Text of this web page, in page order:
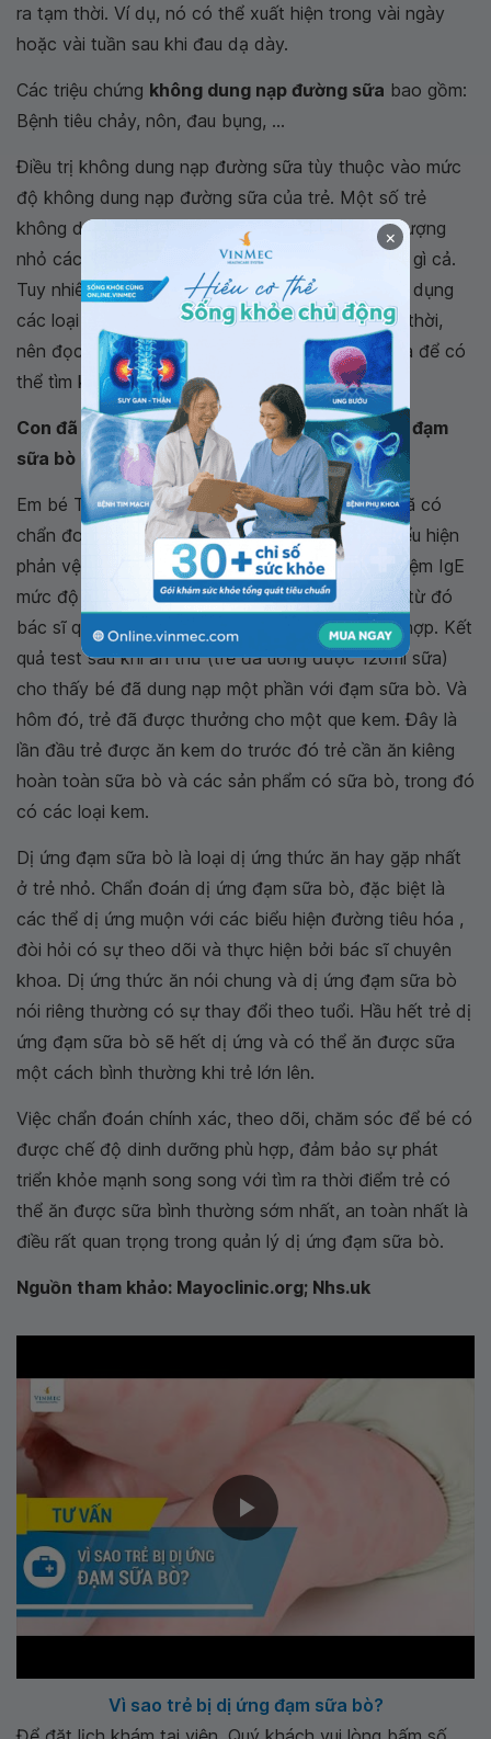
ra tạm thời. Ví dụ, nó có thể xuất hiện trong vài ngày
hoặc vài tuần sau khi đau dạ dày.
Các triệu chứng không dung nạp đường sữa bao gồm:
Bệnh tiêu chảy, nôn, đau bụng, ...
Điều trị không dung nạp đường sữa tùy thuộc vào mức
độ không dung nạp đường sữa của trẻ. Một số trẻ
không dung nạp đường sữa vẫn có thể ăn một lượng
nhỏ các sản phẩm sữa mà không có triệu chứng gì cả.
Tuy nhiên để ngăn ngừa dị ứng, trẻ cần tránh sử dụng
các loại sữa và các sản phẩm làm từ sữa. Đồng thời,
nên đọc nhãn thực phẩm cẩn thận trước khi mua để có
thể tìm kiếm được thành phần gây dị ứng sữa.
Con đã được ăn kem – niềm vui của trẻ dị ứng đạm
sữa bò
Em bé Tuấn Anh, 4 tuổi, đến Vinmec khám khi đã có
chẩn đoán dị ứng đạm sữa bò (thể nặng) với biểu hiện
phản vệ. Em bé đã được làm test da và xét nghiệm IgE
mức độ phân tử cho biết loại protein trẻ dị ứng, từ đó
bác sĩ quyết định cho trẻ ăn thử lại sữa bò phù hợp. Kết
quả test sau khi ăn thử (trẻ đã uống được 120ml sữa)
cho thấy bé đã dung nạp một phần với đạm sữa bò. Và
hôm đó, trẻ đã được thưởng cho một que kem. Đây là
lần đầu trẻ được ăn kem do trước đó trẻ cần ăn kiêng
hoàn toàn sữa bò và các sản phẩm có sữa bò, trong đó
có các loại kem.
Dị ứng đạm sữa bò là loại dị ứng thức ăn hay gặp nhất
ở trẻ nhỏ. Chẩn đoán dị ứng đạm sữa bò, đặc biệt là
các thể dị ứng muộn với các biểu hiện đường tiêu hóa ,
đòi hỏi có sự theo dõi và thực hiện bởi bác sĩ chuyên
khoa. Dị ứng thức ăn nói chung và dị ứng đạm sữa bò
nói riêng thường có sự thay đổi theo tuổi. Hầu hết trẻ dị
ứng đạm sữa bò sẽ hết dị ứng và có thể ăn được sữa
một cách bình thường khi trẻ lớn lên.
Việc chẩn đoán chính xác, theo dõi, chăm sóc để bé có
được chế độ dinh dưỡng phù hợp, đảm bảo sự phát
triển khỏe mạnh song song với tìm ra thời điểm trẻ có
thể ăn được sữa bình thường sớm nhất, an toàn nhất là
điều rất quan trọng trong quản lý dị ứng đạm sữa bò.
Nguồn tham khảo: Mayoclinic.org; Nhs.uk
Vì sao trẻ bị dị ứng đạm sữa bò?
×